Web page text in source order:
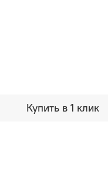
Купить в 1 клик